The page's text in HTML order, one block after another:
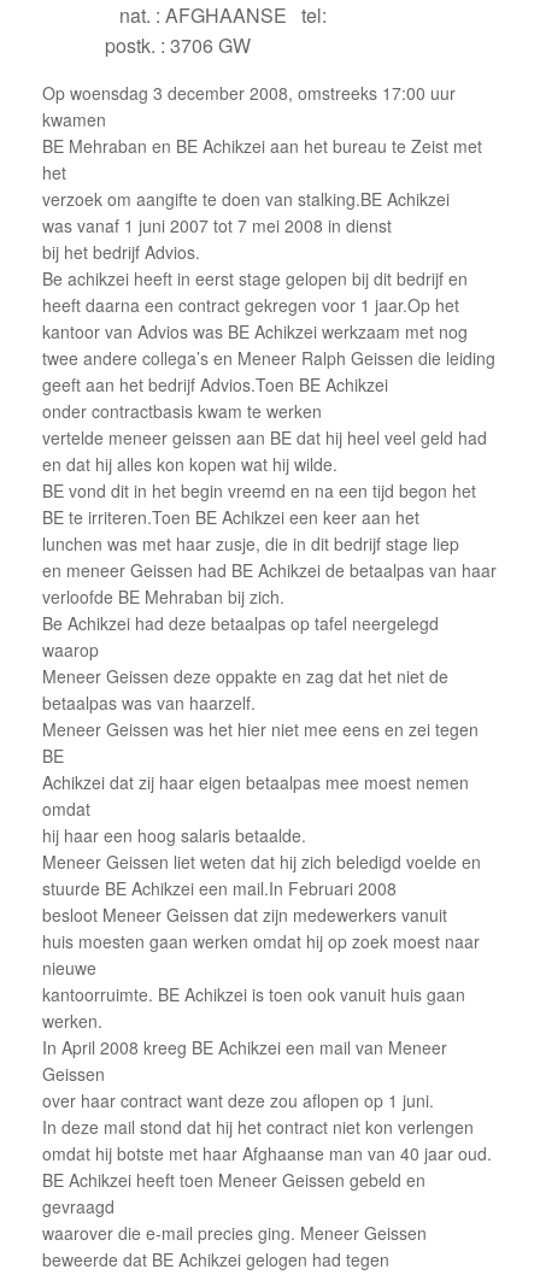
nat. : AFGHAANSE tel:
postk. : 3706 GW
Op woensdag 3 december 2008, omstreeks 17:00 uur
kwamen
BE Mehraban en BE Achikzei aan het bureau te Zeist met
het
verzoek om aangifte te doen van stalking.BE Achikzei
was vanaf 1 juni 2007 tot 7 mei 2008 in dienst
bij het bedrijf Advios.
Be achikzei heeft in eerst stage gelopen bij dit bedrijf en
heeft daarna een contract gekregen voor 1 jaar.Op het
kantoor van Advios was BE Achikzei werkzaam met nog
twee andere collega’s en Meneer Ralph Geissen die leiding
geeft aan het bedrijf Advios.Toen BE Achikzei
onder contractbasis kwam te werken
vertelde meneer geissen aan BE dat hij heel veel geld had
en dat hij alles kon kopen wat hij wilde.
BE vond dit in het begin vreemd en na een tijd begon het
BE te irriteren.Toen BE Achikzei een keer aan het
lunchen was met haar zusje, die in dit bedrijf stage liep
en meneer Geissen had BE Achikzei de betaalpas van haar
verloofde BE Mehraban bij zich.
Be Achikzei had deze betaalpas op tafel neergelegd
waarop
Meneer Geissen deze oppakte en zag dat het niet de
betaalpas was van haarzelf.
Meneer Geissen was het hier niet mee eens en zei tegen
BE
Achikzei dat zij haar eigen betaalpas mee moest nemen
omdat
hij haar een hoog salaris betaalde.
Meneer Geissen liet weten dat hij zich beledigd voelde en
stuurde BE Achikzei een mail.In Februari 2008
besloot Meneer Geissen dat zijn medewerkers vanuit
huis moesten gaan werken omdat hij op zoek moest naar
nieuwe
kantoorruimte. BE Achikzei is toen ook vanuit huis gaan
werken.
In April 2008 kreeg BE Achikzei een mail van Meneer
Geissen
over haar contract want deze zou aflopen op 1 juni.
In deze mail stond dat hij het contract niet kon verlengen
omdat hij botste met haar Afghaanse man van 40 jaar oud.
BE Achikzei heeft toen Meneer Geissen gebeld en
gevraagd
waarover die e-mail precies ging. Meneer Geissen
beweerde dat BE Achikzei gelogen had tegen